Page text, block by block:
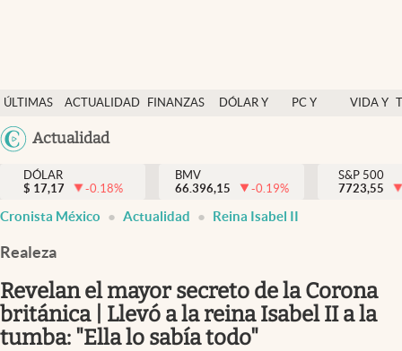
ÚLTIMAS
NOTICIAS
ACTUALIDAD
FINANZAS
DÓLAR Y
PC Y
VIDA Y
México
Actualidad
Actualidad
Finanzas y economía
Dólar y mercados
Pc y celular
Vida y estilo
DÓLAR
$ 17,17 -0.18%
BMV
66.396,15
-0.19%
S&P 500
7723,55
Cronista México Actualidad Reina Isabel II
Realeza
Revelan el mayor secreto de la Corona
británica | Llevó a la reina Isabel II a la
tumba: "Ella lo sabía todo"